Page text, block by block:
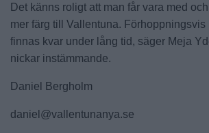
Det känns roligt att man får vara med
mer färg till Vallentuna. Förhoppningsvis
finnas kvar under lång tid, säger Meja
nickar instämmande.
Daniel Bergholm
daniel@vallentunanya.se